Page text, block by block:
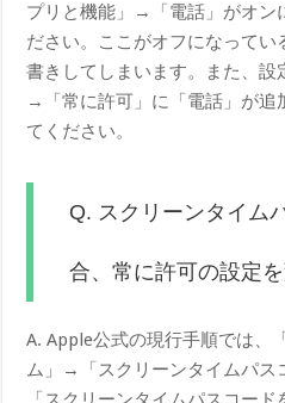
プリと機能」→「電話」がオン
ださい。ここがオフになってい
書きしてしまいます。また、
→「常に許可」に「電話」が追
てください。
Q. スクリーンタイム
合、常に許可の設定
A. Apple公式の現行手順では、
ム」→「スクリーンタイムパ